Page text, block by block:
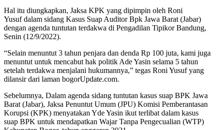
Hal itu diungkapkan, Jaksa KPK yang dipimpin oleh Roni
Yusuf dalam sidang Kasus Suap Auditor Bpk Jawa Barat (Jabar)
dengan agenda tuntutan terdakwa di Pengadilan Tipikor Bandung,
Senin (12/9/2022).
“Selain menuntut 3 tahun penjara dan denda Rp 100 juta, kami juga
menuntut untuk mencabut hak politik Ade Yasin selama 5 tahun
setelah terdakwa menjalani hukumannya,” tegas Roni Yusuf yang
dilansir dari laman bogorUpdate.com.
Sebelumnya, Dalam agenda sidang tuntutan kasus suap BPK Jawa
Barat (Jabar), Jaksa Penuntut Umum (JPU) Komisi Pemberantasan
Korupsi (KPK) menyatakan Yde Yasin ikut terlibat dalam kasus
suap BPK untuk mendapatkan Wajar Tanpa Pengecualian (WTP)